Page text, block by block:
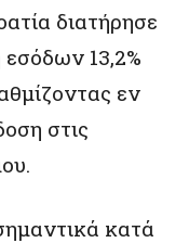
διατήρησε
εσόδων 13,2%
εν
στις
κατά